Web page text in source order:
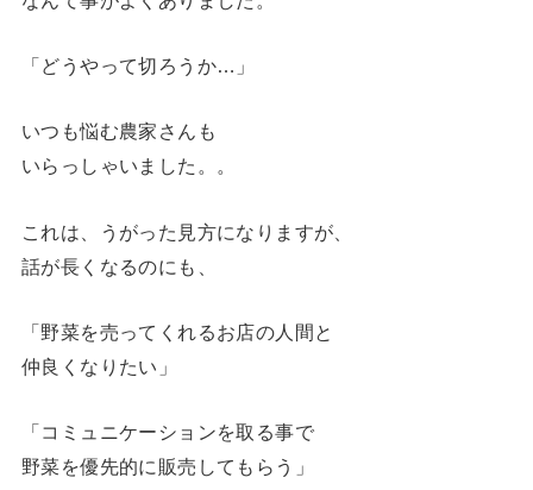
「どうやって切ろうか…」
いつも悩む農家さんも
いらっしゃいました。。
これは、うがった見方になりますが、
話が長くなるのにも、
「野菜を売ってくれるお店の人間と
仲良くなりたい」
「コミュニケーションを取る事で
野菜を優先的に販売してもらう」